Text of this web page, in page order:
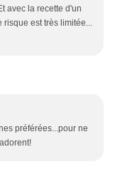
avec la recette d'un
risque est très limitée...
préférées...pour ne